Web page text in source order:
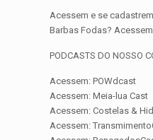
Acessem e se
Barbas Fodas?
PODCASTS DO NOSSO
Acessem: POWdcast
Acessem: Meia-lua Cast
Acessem: Costelas &
Acessem: